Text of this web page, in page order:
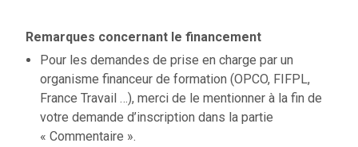
Remarques concernant le financement
Pour les demandes de prise en charge par un
organisme financeur de formation (OPCO, FIFPL,
France Travail …), merci de le mentionner à la fin de
votre demande d’inscription dans la partie
« Commentaire ».